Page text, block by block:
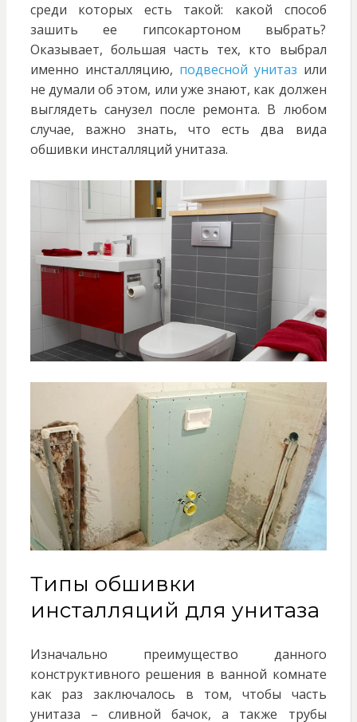
среди которых есть такой: какой способ
зашить ее гипсокартоном выбрать?
Оказывает, большая часть тех, кто выбрал
именно инсталляцию, подвесной унитаз или
не думали об этом, или уже знают, как должен
выглядеть санузел после ремонта. В любом
случае, важно знать, что есть два вида
обшивки инсталляций унитаза.
Типы обшивки
инсталляций для унитаза
Изначально преимущество данного
конструктивного решения в ванной комнате
как раз заключалось в том, чтобы часть
унитаза – сливной бачок, а также трубы